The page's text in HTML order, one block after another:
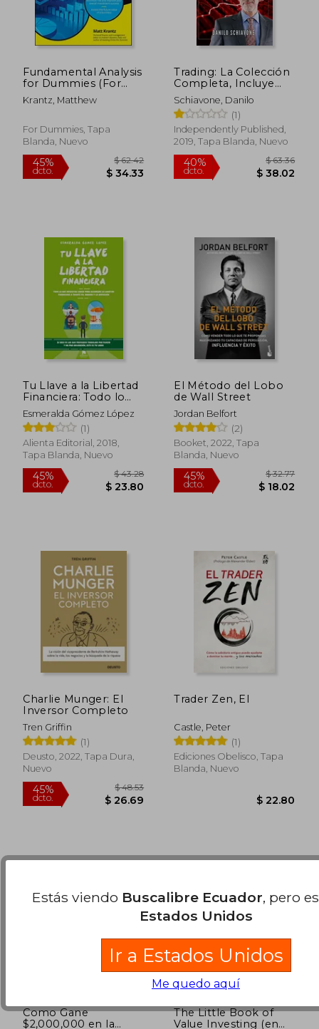
45% $ 56.30 45%
45%
dcto.
$ 79.31
$ 43.62
40%
dcto.
Fundamental Analysis
for Dummies (For
Dummies (Business &
Personal Finance))
Krantz, Matthew
For Dummies, Tapa
Blanda, Nuevo
45%
dcto. $ 34.33
Trading: La Colección
Completa, Incluye
Trading System,
Análisis Técnico y
Trading Online: 1
Schiavone, Danilo
(1)
Independently Published,
2019, Tapa Blanda, Nuevo
40%
dcto.
Tu Llave a la Libertad
Financiera: Todo lo
que Necesitas Saber
Para Alcanzar la
Libertad Financiera a
Través del Ahorro y la
Inversión (Coleccion
Esmeralda Gómez López
(1)
Alienta Editorial, 2018,
Tapa Blanda, Nuevo
El Método del Lobo
de Wall Street
Jordan Belfort
(2)
Booket, 2022, Tapa
Blanda, Nuevo
Charlie Munger: El
Inversor Completo
Tren Griffin
(1)
Deusto, 2022, Tapa Dura,
Nuevo
Trader Zen, El
Castle, Peter
(1)
Ediciones Obelisco, Tapa
Blanda, Nuevo
Como Gane
$2,000,000 en la
The Little Book of
Value Investing (en
Estás viendo Buscalibre Ecuador, pero
Estados Unidos
Ir a Estados Unidos
Me quedo aquí